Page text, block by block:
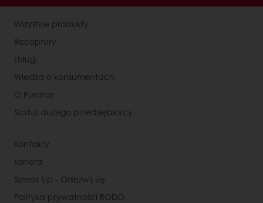
Wszystkie produkty
Receptury
Usługi
Wiedza o konsumentach
O Puratos
Status dużego przedsiębiorcy
Kontakty
Kariera
Speak Up - Odezwij się
Polityka prywatności RODO